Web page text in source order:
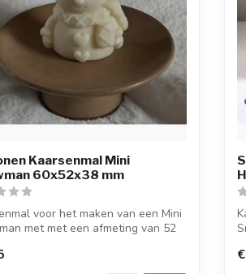
Kaarsenmal Mini
60x52x38 mm
voor het maken van een Mini
met met een afmeting van 52